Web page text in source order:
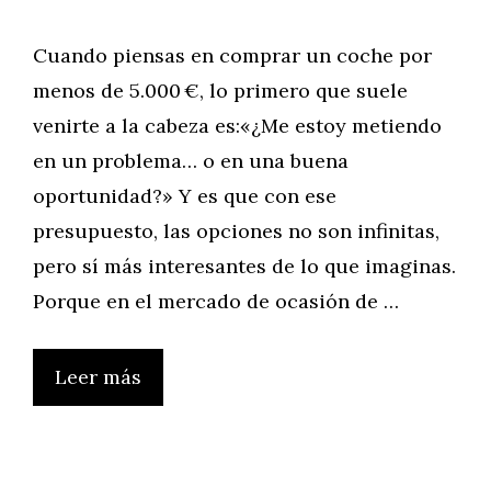
Cuando piensas en comprar un coche por
menos de 5.000 €, lo primero que suele
venirte a la cabeza es:«¿Me estoy metiendo
en un problema… o en una buena
oportunidad?» Y es que con ese
presupuesto, las opciones no son infinitas,
pero sí más interesantes de lo que imaginas.
Porque en el mercado de ocasión de …
Leer más